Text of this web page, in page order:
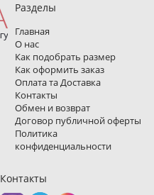
Разделы
Главная
О нас
Как подобрать размер
Как оформить заказ
Оплата та Доставка
Контакты
Обмен и возврат
Договор публичной оферты
Политика
конфиденциальности
Контакты